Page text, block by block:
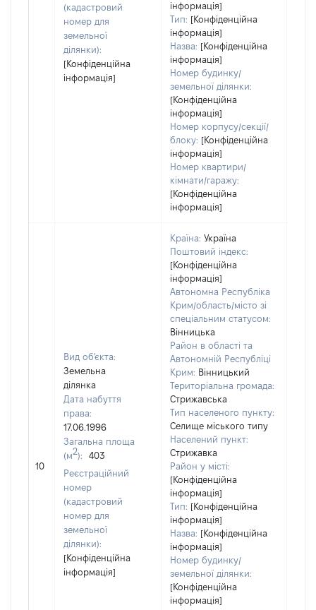
(кадастровий
номер для
земельної
ділянки):
[Конфіденційна
інформація]
інформація]
Тип: [Конфіденційна
інформація]
Назва: [Конфіденційна
інформація]
Номер будинку/
земельної ділянки:
[Конфіденційна
інформація]
Номер корпусу/секції/
блоку: [Конфіденційна
інформація]
Номер квартири/
кімнати/гаражу:
[Конфіденційна
інформація]
10
Вид об'єкта:
Земельна
ділянка
Дата набуття
права:
17.06.1996
Загальна площа
(м2):
403
Реєстраційний
номер
(кадастровий
номер для
земельної
ділянки):
[Конфіденційна
інформація]
Країна: Україна
Поштовий індекс:
[Конфіденційна
інформація]
Автономна Республіка
Крим/область/місто зі
спеціальним статусом:
Вінницька
Район в області та
Автономній Республіці
Крим: Вінницький
Територіальна громада:
Стрижавська
Тип населеного пункту:
Селище міського типу
Населений пункт:
Стрижавка
Район у місті:
[Конфіденційна
інформація]
Тип: [Конфіденційна
інформація]
Назва: [Конфіденційна
інформація]
Номер будинку/
земельної ділянки:
[Конфіденційна
інформація]